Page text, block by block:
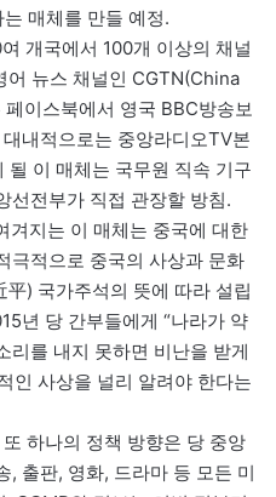
매체를 만들 예정.
개국에서 100개 이상의 채널
어 뉴스 채널인 CGTN(China
이스북에서 영국 BBC방송보
내적으로는 중앙라디오TV본
이 매체는 국무원 직속 기구
선전부가 직접 관장할 방침.
겨지는 이 매체는 중국에 대한
극적으로 중국의 사상과 문화
) 국가주석의 뜻에 따라 설립
년 당 간부들에게 “나라가 약
리를 내지 못하면 비난을 받게
인 사상을 널리 알려야 한다는
하나의 정책 방향은 당 중앙
, 출판, 영화, 드라마 등 모든 미